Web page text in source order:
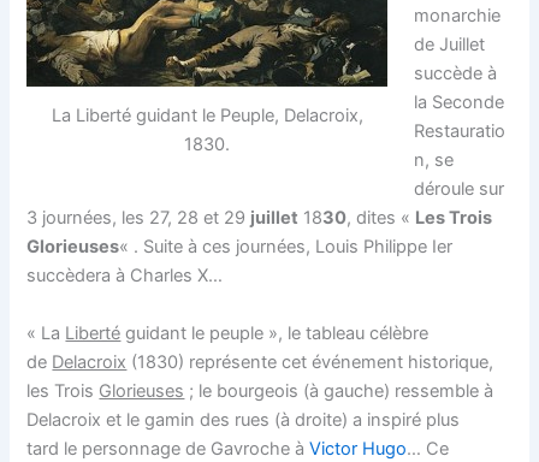
La Liberté guidant le Peuple, Delacroix,
1830.
monarchie
de Juillet
succède à
la Seconde
Restauratio
n, se
déroule sur
3 journées, les 27, 28 et 29 juillet 1830, dites « Les Trois
Glorieuses« . Suite à ces journées, Louis Philippe Ier
succèdera à Charles X…
« La Liberté guidant le peuple », le tableau célèbre
de Delacroix (1830) représente cet événement historique,
les Trois Glorieuses ; le bourgeois (à gauche) ressemble à
Delacroix et le gamin des rues (à droite) a inspiré plus
tard le personnage de Gavroche àVictor Hugo… Ce